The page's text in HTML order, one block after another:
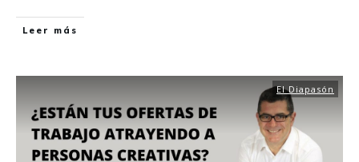
Leer más
El Diapasón